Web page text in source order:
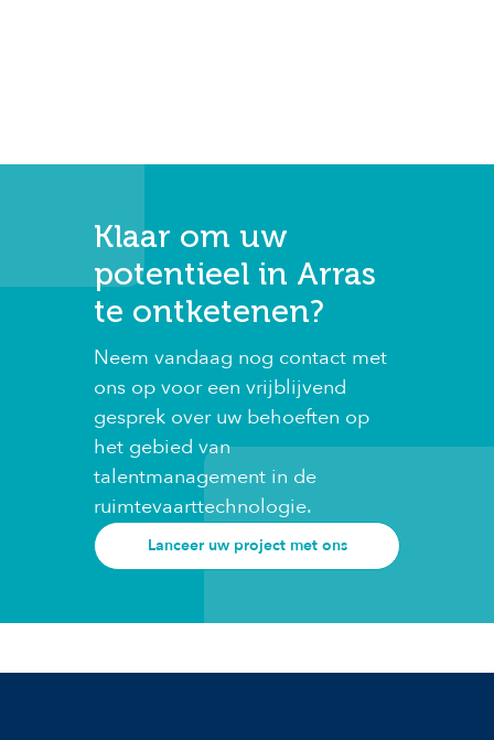
Klaar om uw
potentieel in Arras
te ontketenen?
Neem vandaag nog contact met
ons op voor een vrijblijvend
gesprek over uw behoeften op
het gebied van
talentmanagement in de
ruimtevaarttechnologie.
Lanceer uw project met ons